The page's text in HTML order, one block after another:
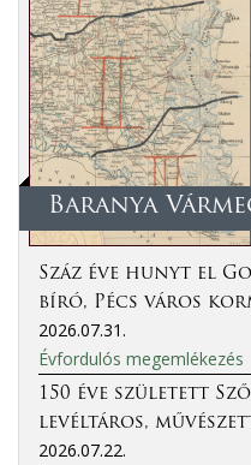
Baranya
Száz éve hunyt el
bíró, Pécs város
2026.07.31.
Évfordulós megemlékezés
150 éve született
levéltáros,
2026.07.22.